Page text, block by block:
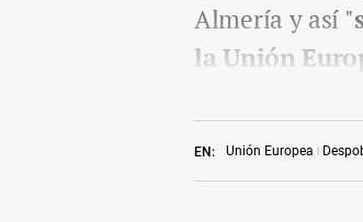
EN: Unión Europea
Almería y así "
la Unión